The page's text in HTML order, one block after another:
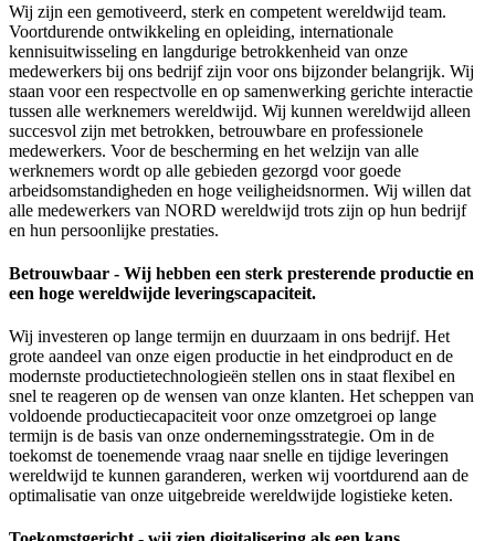
Wij zijn een gemotiveerd, sterk en competent wereldwijd team.
Voortdurende ontwikkeling en opleiding, internationale
kennisuitwisseling en langdurige betrokkenheid van onze
medewerkers bij ons bedrijf zijn voor ons bijzonder belangrijk. Wij
staan voor een respectvolle en op samenwerking gerichte interactie
tussen alle werknemers wereldwijd. Wij kunnen wereldwijd alleen
succesvol zijn met betrokken, betrouwbare en professionele
medewerkers. Voor de bescherming en het welzijn van alle
werknemers wordt op alle gebieden gezorgd voor goede
arbeidsomstandigheden en hoge veiligheidsnormen. Wij willen dat
alle medewerkers van NORD wereldwijd trots zijn op hun bedrijf
en hun persoonlijke prestaties.
Betrouwbaar - Wij hebben een sterk presterende productie en
een hoge wereldwijde leveringscapaciteit.
Wij investeren op lange termijn en duurzaam in ons bedrijf. Het
grote aandeel van onze eigen productie in het eindproduct en de
modernste productietechnologieën stellen ons in staat flexibel en
snel te reageren op de wensen van onze klanten. Het scheppen van
voldoende productiecapaciteit voor onze omzetgroei op lange
termijn is de basis van onze ondernemingsstrategie. Om in de
toekomst de toenemende vraag naar snelle en tijdige leveringen
wereldwijd te kunnen garanderen, werken wij voortdurend aan de
optimalisatie van onze uitgebreide wereldwijde logistieke keten.